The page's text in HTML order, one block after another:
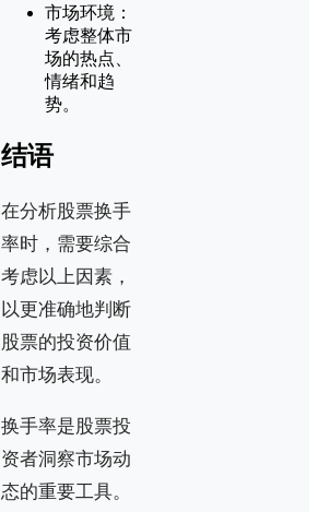
市场环境：
考虑整体市
场的热点、
情绪和趋
势。
结语
在分析股票换手
率时，需要综合
考虑以上因素，
以更准确地判断
股票的投资价值
和市场表现。
换手率是股票投
资者洞察市场动
态的重要工具。